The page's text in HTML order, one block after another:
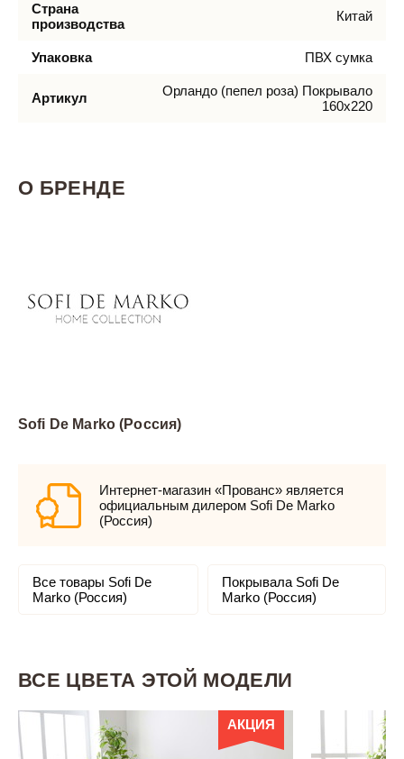
Страна
производства
Китай
Упаковка ПВХ сумка
Артикул
Орландо (пепел роза) Покрывало
160х220
О БРЕНДЕ
Sofi De Marko (Россия)
Интернет-магазин «Прованс» является
официальным дилером Sofi De Marko
(Россия)
Все товары Sofi De
Marko (Россия)
Покрывала Sofi De
Marko (Россия)
ВСЕ ЦВЕТА ЭТОЙ МОДЕЛИ
АКЦИЯ